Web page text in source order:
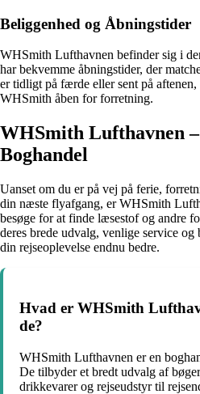
Beliggenhed og Åbningstider
WHSmith Lufthavnen befinder sig i
har bekvemme åbningstider, der
er tidligt på færde eller sent på
WHSmith åben for forretning.
WHSmith Lufthavnen
Boghandel
Uanset om du er på vej på ferie,
din næste flyafgang, er WHSmith
besøge for at finde læsestof og andre
deres brede udvalg, venlige service
din rejseoplevelse endnu bedre.
Hvad er WHSmith
de?
WHSmith Lufthavnen er en
De tilbyder et bredt udvalg af
drikkevarer og rejseudstyr til